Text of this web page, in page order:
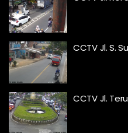
CCTV Jl. S.
CCTV Jl.